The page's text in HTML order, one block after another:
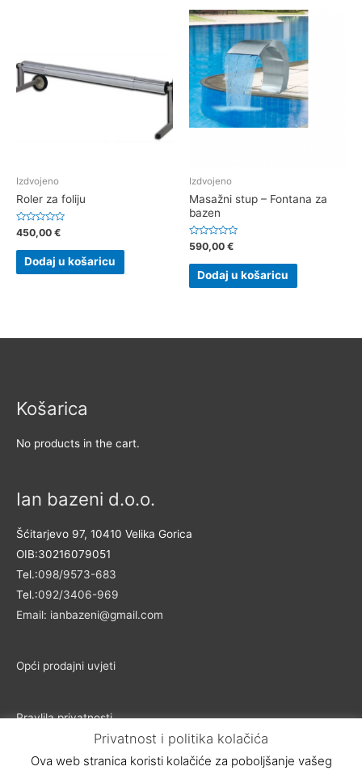
Izdvojeno
Roler za foliju
Ocjenjeno
0
od
450,00 €
Dodaj u košaricu
Izdvojeno
Masažni stup – Fontana za
bazen
Ocjenjeno
0
od
590,00 €
Dodaj u košaricu
Košarica
No products in the cart.
Ian bazeni d.o.o.
Šćitarjevo 97, 10410 Velika Gorica
OIB:30216079051
Tel.:098/9573-683
Tel.:092/3406-969
Email: ianbazeni@gmail.com
Opći prodajni uvjeti
Pravlila privatnosti
Privatnost i politika kolačića
Ova web stranica koristi kolačiće za poboljšanje vašeg